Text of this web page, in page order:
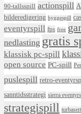
90-tallsspill actionspill
bilderedigering byggespill
eventyrspill fps free
nedlasting gratis
klassisk pc-spill
open source PC-spill
puslespill retro-
sanntidsstrategi sierra
strategispill